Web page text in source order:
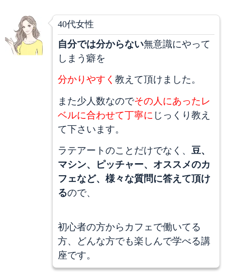
40代女性
自分では分からない無意識にやって
しまう癖を
分かりやすく教えて頂けました。
また少人数なのでその人にあったレ
ベルに合わせて丁寧に じっくり教え
て下さいます。
ラテアートのことだけでなく、豆、
マシン、ピッチャー、オススメのカ
フェなど、様々な質問に答えて頂け
るので、
初心者の方からカフェで働いてる
方、どんな方でも楽しんで学べる講
座です。